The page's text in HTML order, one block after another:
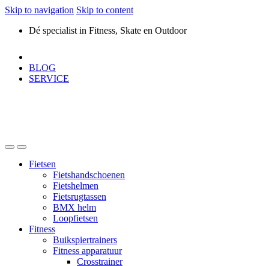
Skip to navigation Skip to content
Dé specialist in Fitness, Skate en Outdoor
BLOG
SERVICE
Fietsen
Fietshandschoenen
Fietshelmen
Fietsrugtassen
BMX helm
Loopfietsen
Fitness
Buikspiertrainers
Fitness apparatuur
Crosstrainer